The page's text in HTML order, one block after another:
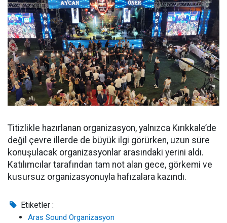
Titizlikle hazırlanan organizasyon, yalnızca Kırıkkale’de
değil çevre illerde de büyük ilgi görürken, uzun süre
konuşulacak organizasyonlar arasındaki yerini aldı.
Katılımcılar tarafından tam not alan gece, görkemi ve
kusursuz organizasyonuyla hafızalara kazındı.
Etiketler :
Aras Sound Organizasyon